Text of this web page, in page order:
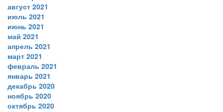
август 2021
июль 2021
июнь 2021
май 2021
апрель 2021
март 2021
февраль 2021
январь 2021
декабрь 2020
ноябрь 2020
октябрь 2020